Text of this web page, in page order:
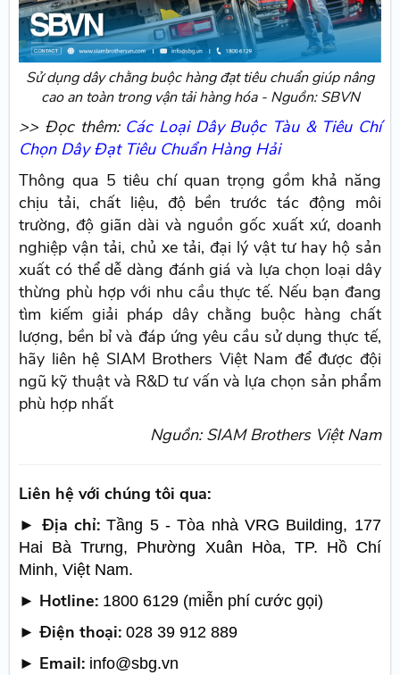
Sử dụng dây chằng buộc hàng đạt tiêu chuẩn giúp nâng
cao an toàn trong vận tải hàng hóa - Nguồn: SBVN
>> Đọc thêm: Các Loại Dây Buộc Tàu & Tiêu Chí
Chọn Dây Đạt Tiêu Chuẩn Hàng Hải
Thông qua 5 tiêu chí quan trọng gồm khả năng
chịu tải, chất liệu, độ bền trước tác động môi
trường, độ giãn dài và nguồn gốc xuất xứ, doanh
nghiệp vận tải, chủ xe tải, đại lý vật tư hay hộ sản
xuất có thể dễ dàng đánh giá và lựa chọn loại dây
thừng phù hợp với nhu cầu thực tế. Nếu bạn đang
tìm kiếm giải pháp dây chằng buộc hàng chất
lượng, bền bỉ và đáp ứng yêu cầu sử dụng thực tế,
hãy liên hệ SIAM Brothers Việt Nam để được đội
ngũ kỹ thuật và R&D tư vấn và lựa chọn sản phẩm
phù hợp nhất
Nguồn: SIAM Brothers Việt Nam
Liên hệ với chúng tôi qua:
► Địa chỉ:Tầng 5 - Tòa nhà VRG Building, 177
Hai Bà Trưng, Phường Xuân Hòa, TP. Hồ Chí
Minh, Việt Nam.
► Hotline: 1800 6129 (miễn phí cước gọi)
► Điện thoại: 028 39 912 889
► Email: info@sbg.vn